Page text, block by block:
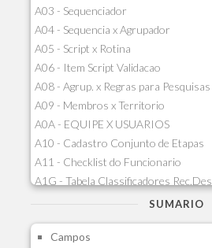
A03 - Sequenciador
A04 - Sequencia x Agrupador
A05 - Script x Rotina
A06 - Item Script Validacao
A08 - Agrup. x Regras para Pesquisas
A09 - Membros x Territorio
A0A - EQUIPE X USUARIOS
A10 - Cadastro Conjunto de Etapas
A11 - Checklist do Funcionario
A1G - Tabela Classificadores Rec.Des
A1H - Itens Tabela Classif.Rec.Desp.
A1J - Itens Aglutinadores Visao
SUMARIO
Campos